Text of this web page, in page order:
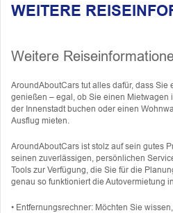
WEITERE
Weitere
AroundAboutCars tut alles dafür, dass Sie
genießen – egal, ob Sie einen Mietwagen
der Innenstadt buchen oder einen
Ausflug mieten.
AroundAboutCars ist stolz auf sein gutes
seinen zuverlässigen, persönlichen
Tools zur Verfügung, die Sie für die
genau so funktioniert die Autovermietung
• Entfernungsrechner: Möchten Sie